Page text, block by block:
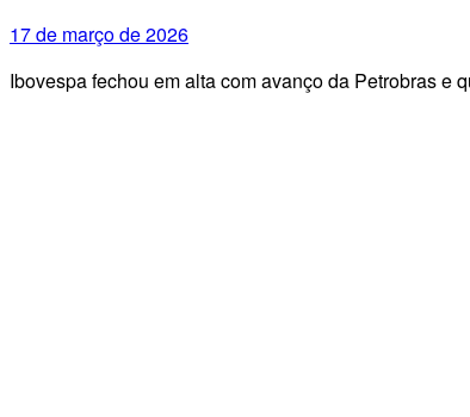
17 de março de 2026
Ibovespa fechou em alta com avanço da Petrobras e